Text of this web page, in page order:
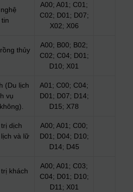
A00; A01; C01;
C02; D01; D07;
X02; X06
thủy
A00; B00; B02;
C02; C04; D01;
D10; X01
(Du lịch
vụ
A01; C00; C04;
D01; D07; D14;
D15; X78
dịch
và lữ
A00; A01; C00;
D01; D04; D10;
D14; D45
khách
A00; A01; C03;
C04; D01; D10;
D11; X01